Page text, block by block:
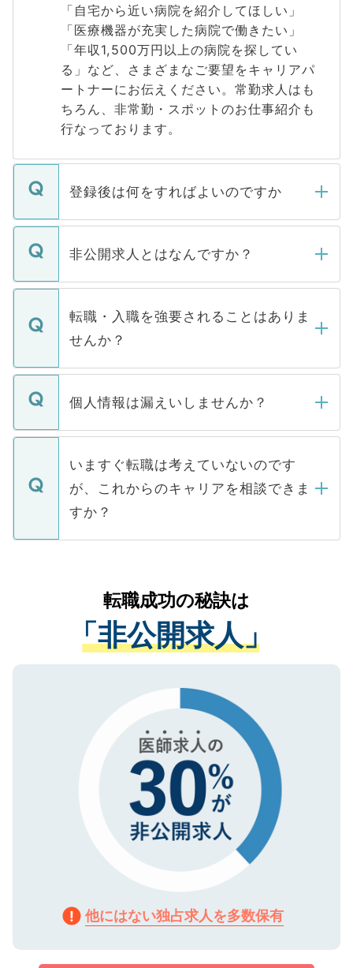
「自宅から近い病院を紹介してほしい」
「医療機器が充実した病院で働きたい」
「年収1,500万円以上の病院を探してい
る」など、さまざまなご要望をキャリアパ
ートナーにお伝えください。常勤求人はも
ちろん、非常勤・スポットのお仕事紹介も
行なっております。
登録後は何をすればよいのですか
ご登録いただきましたら、弊社担当者がご
登録内容を確認し、その後メールもしくは
ます。通常、5営業日以内にはご連絡をせて
いただきますので、しばらくお待ちくださ
非公開求人とはなんですか？
マイナビDOCTORで取り扱っている求人の
うち約3割は、Webサイトからご覧いただ
けない「非公開求人」です。非公開求人は
下記の理由によって、一般には公開してい
ません。
■応募殺到を避けるため 人気のある医療機
関を公にしてしまうと、応募が殺到する場
に、医療機関が求める条件に合った人材の
みを人材紹介会社に依頼するケースが増え
ています。
転職・入職を強要されることはありま
せんか？
転職・入職を強要することは一切ありませ
ん。また、仮に応募先から内定をいただい
定を承諾する必要はありません。内定先へ
の辞退の連絡はキャリアパートナーが行い
個人情報は漏えいしませんか？
個人情報が漏えいすることはありませんの
で、ご安心ください。当サイトからの登録
などで収集したご登録者様の個人情報は、
ご本人のキャリアアップおよび転職活動の
支援を目的に使用いたします。お預かりし
ているすべての個人データはご本人の許可
は、個人情報の取り扱いについての厳密な
管理基準を満たした事業者のみに付与され
る、プライバシーマークを取得済みです。
で、機密保持に関してもご安心ください。
いますぐ転職は考えていないのです
が、これからのキャリアを相談できま
すか？
かがいして、現在の医療機関の状況や紹介
経験をまじえながら、適切なアドバイスを
させていただきます。すぐにご転職をされ
ない方には、長期的なサポートが可能です
ので、まずはご登録ください。
転職成功の秘訣は
「非公開求人」
他にはない独占求人を多数保有